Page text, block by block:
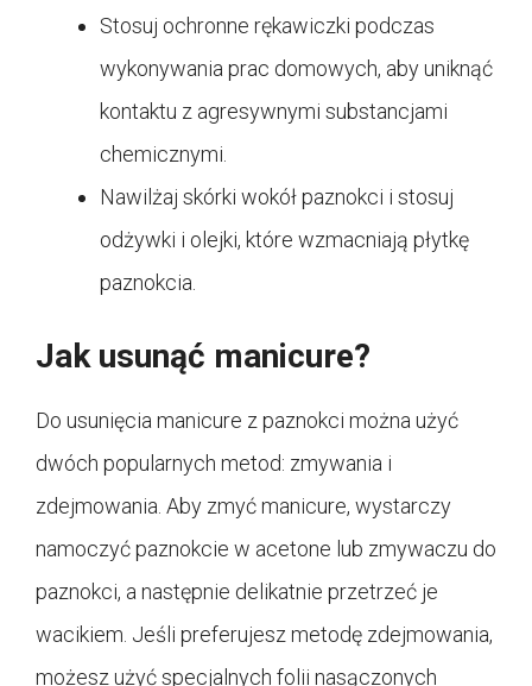
Stosuj ochronne rękawiczki podczas
wykonywania prac domowych, aby uniknąć
kontaktu z agresywnymi substancjami
chemicznymi.
Nawilżaj skórki wokół paznokci i stosuj
odżywki i olejki, które wzmacniają płytkę
paznokcia.
Jak usunąć manicure?
Do usunięcia manicure z paznokci można użyć
dwóch popularnych metod: zmywania i
zdejmowania. Aby zmyć manicure, wystarczy
namoczyć paznokcie w acetone lub zmywaczu do
paznokci, a następnie delikatnie przetrzeć je
wacikiem. Jeśli preferujesz metodę zdejmowania,
możesz użyć specjalnych folii nasączonych